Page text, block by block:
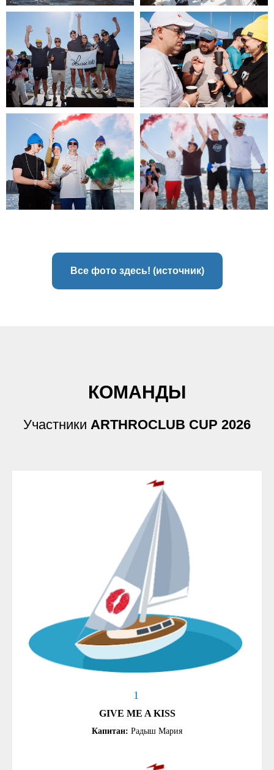
Все фото здесь! (источник)
КОМАНДЫ
Участники ARTHROCLUB CUP 2026
1
GIVE ME A KISS
Капитан: Радыш Мария